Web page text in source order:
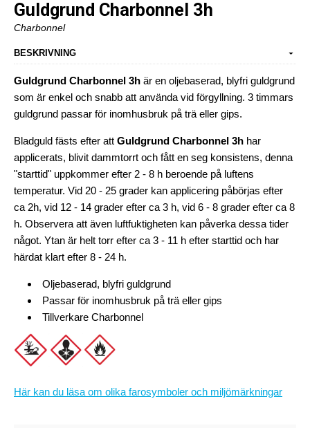
Guldgrund Charbonnel 3h
Charbonnel
BESKRIVNING
Guldgrund Charbonnel 3h är en oljebaserad, blyfri guldgrund
som är enkel och snabb att använda vid förgyllning. 3 timmars
guldgrund passar för inomhusbruk på trä eller gips.
Bladguld fästs efter att Guldgrund Charbonnel 3h har
applicerats, blivit dammtorrt och fått en seg konsistens, denna
"starttid" uppkommer efter 2 - 8 h beroende på luftens
temperatur. Vid 20 - 25 grader kan applicering påbörjas efter
ca 2h, vid 12 - 14 grader efter ca 3 h, vid 6 - 8 grader efter ca 8
h. Observera att även luftfuktigheten kan påverka dessa tider
något. Ytan är helt torr efter ca 3 - 11 h efter starttid och har
härdat klart efter 8 - 24 h.
Oljebaserad, blyfri guldgrund
Passar för inomhusbruk på trä eller gips
Tillverkare Charbonnel
Här kan du läsa om olika farosymboler och miljömärkningar